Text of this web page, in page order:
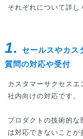
それぞれについて詳し
1.
セールスやカス
質問の対応や受付
カスタマーサクセス
社内向けの対応です。
プロダクトの技術的
は対応できないことが